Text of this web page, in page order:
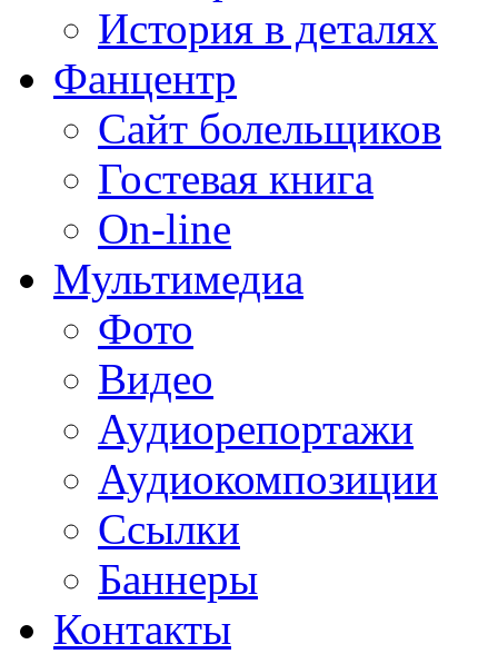
История в деталях
Фанцентр
Сайт болельщиков
Гостевая книга
On-line
Мультимедиа
Фото
Видео
Аудиорепортажи
Аудиокомпозиции
Ссылки
Баннеры
Контакты